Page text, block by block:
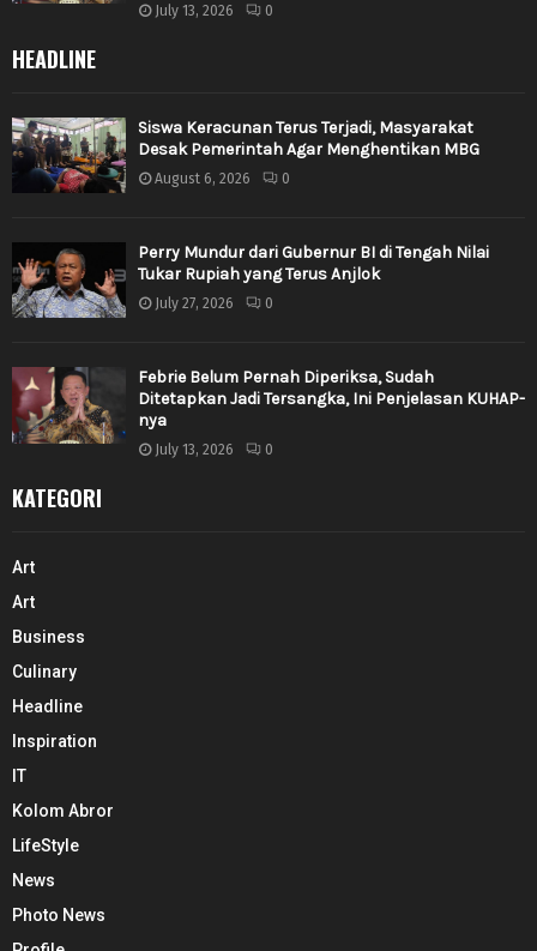
July 13, 2026 0
HEADLINE
Siswa Keracunan Terus Terjadi, Masyarakat
Desak Pemerintah Agar Menghentikan MBG
August 6, 2026 0
Perry Mundur dari Gubernur BI di Tengah Nilai
Tukar Rupiah yang Terus Anjlok
July 27, 2026 0
Febrie Belum Pernah Diperiksa, Sudah
Ditetapkan Jadi Tersangka, Ini Penjelasan KUHAP-
nya
July 13, 2026 0
KATEGORI
Art
Art
Business
Culinary
Headline
Inspiration
IT
Kolom Abror
LifeStyle
News
Photo News